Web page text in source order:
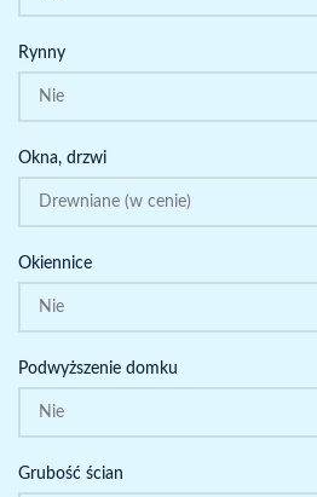
Rynny
Okna, drzwi
Okiennice
Podwyższenie domku
Grubość ścian